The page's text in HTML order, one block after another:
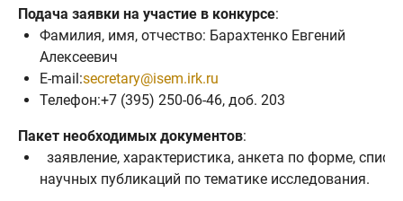
Подача заявки на участие в конкурсе:
Фамилия, имя, отчество: Барахтенко Евгений
Алексеевич
E-mail:secretary@isem.irk.ru
Телефон:+7 (395) 250-06-46, доб. 203
Пакет необходимых документов:
заявление, характеристика, анкета по форме,
научных публикаций по тематике исследования.